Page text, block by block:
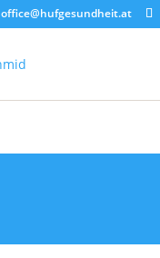
office@hufgesundheit.at